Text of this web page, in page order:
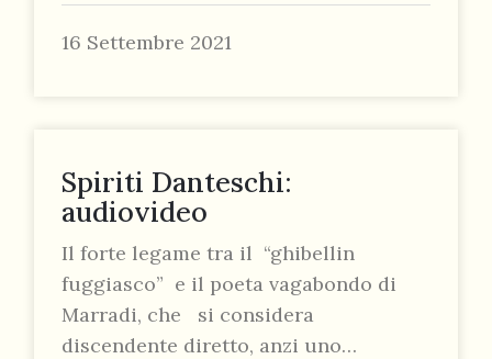
16 Settembre 2021
Spiriti Danteschi:
audiovideo
Il forte legame tra il “ghibellin
fuggiasco” e il poeta vagabondo di
Marradi, che si considera
discendente diretto, anzi uno…